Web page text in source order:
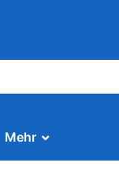
Mehr